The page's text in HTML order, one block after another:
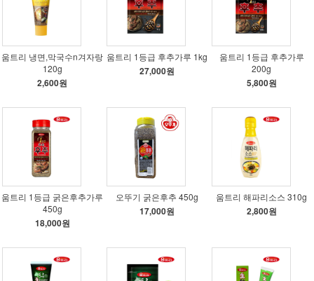
움트리 냉면,막국수n겨자랑
120g
2,600원
움트리 1등급 후추가루 1kg
27,000원
움트리 1등급 후추가루
200g
5,800원
움트리 1등급 굵은후추가루
450g
18,000원
오뚜기 굵은후추 450g
17,000원
움트리 해파리소스 310g
2,800원